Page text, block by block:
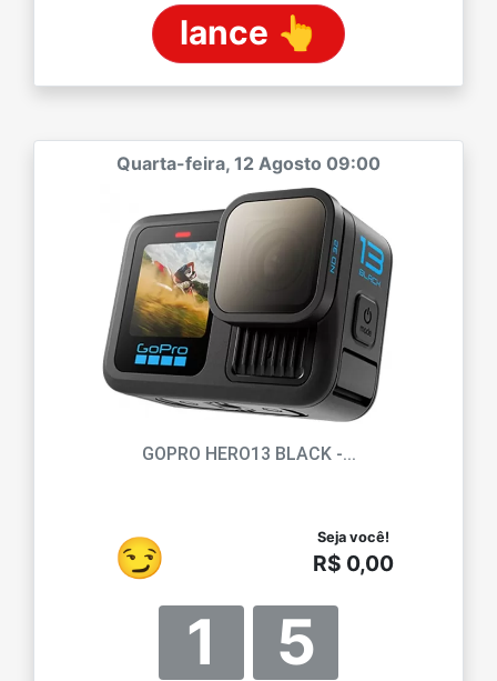
lance 👆
Quarta-feira, 12 Agosto 09:00
GOPRO HERO13 BLACK -...
😏 Seja você!
R$ 0,00
1 5